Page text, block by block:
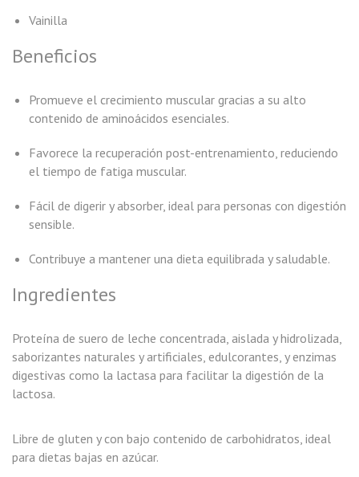
Vainilla
Beneficios
Promueve el crecimiento muscular gracias a su alto
contenido de aminoácidos esenciales.
Favorece la recuperación post-entrenamiento, reduciendo
el tiempo de fatiga muscular.
Fácil de digerir y absorber, ideal para personas con digestión
sensible.
Contribuye a mantener una dieta equilibrada y saludable.
Ingredientes
Proteína de suero de leche concentrada, aislada y hidrolizada,
saborizantes naturales y artificiales, edulcorantes, y enzimas
digestivas como la lactasa para facilitar la digestión de la
lactosa.
Libre de gluten y con bajo contenido de carbohidratos, ideal
para dietas bajas en azúcar.